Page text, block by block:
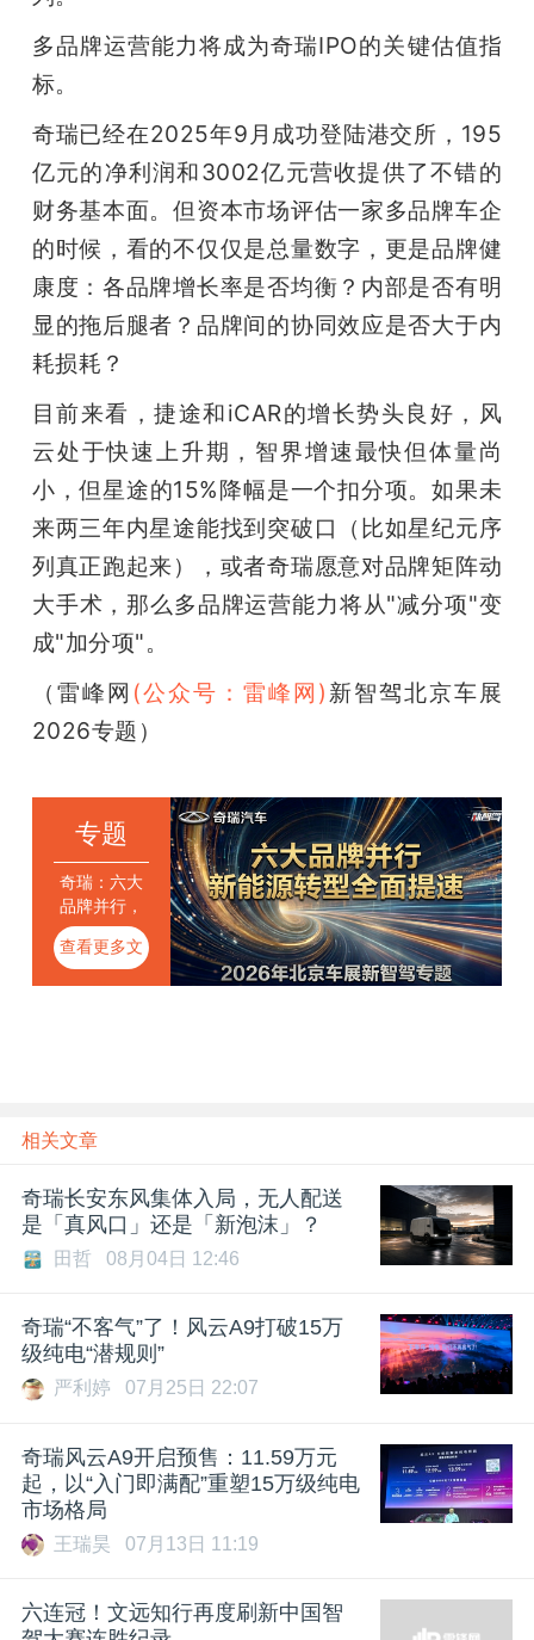
多品牌运营能力将成为奇瑞IPO的关键估值指
标。
奇瑞已经在2025年9月成功登陆港交所，195
亿元的净利润和3002亿元营收提供了不错的
财务基本面。但资本市场评估一家多品牌车企
的时候，看的不仅仅是总量数字，更是品牌健
康度：各品牌增长率是否均衡？内部是否有明
显的拖后腿者？品牌间的协同效应是否大于内
耗损耗？
目前来看，捷途和iCAR的增长势头良好，风
云处于快速上升期，智界增速最快但体量尚
小，但星途的15%降幅是一个扣分项。如果未
来两三年内星途能找到突破口（比如星纪元序
列真正跑起来），或者奇瑞愿意对品牌矩阵动
大手术，那么多品牌运营能力将从"减分项"变
成"加分项"。
（雷峰网 (公众号：雷峰网) 新智驾北京车展
2026专题）
专题
奇瑞：六大
品牌并行，
新能源转型
全面提速
查看更多文
章
相关文章
奇瑞长安东风集体入局，无人配送
是「真风口」还是「新泡沫」？
田哲 08月04日 12:46
奇瑞“不客气”了！风云A9打破15万
级纯电“潜规则”
严利婷 07月25日 22:07
奇瑞风云A9开启预售：11.59万元
起，以“入门即满配”重塑15万级纯电
市场格局
王瑞昊 07月13日 11:19
六连冠！文远知行再度刷新中国智